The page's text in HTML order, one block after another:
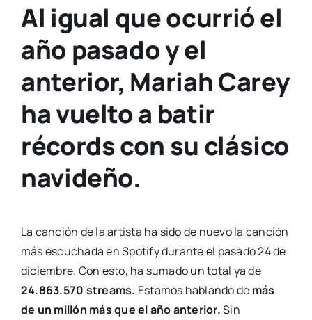
Al igual que ocurrió el
año pasado y el
anterior, Mariah Carey
ha vuelto a batir
récords con su clásico
navideño.
La canción de la artista ha sido de nuevo la canción
más escuchada en Spotify durante el pasado 24 de
diciembre. Con esto, ha sumado un total ya de
24.863.570 streams. Estamos hablando de más
de un millón más que el año anterior.Sin